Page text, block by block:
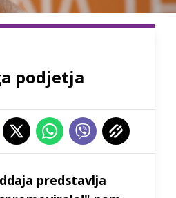
podjetja
predstavlja